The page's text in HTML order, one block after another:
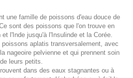
une famille de poissons d'eau douce de
sont des poissons que l'on trouve en
l'Inde jusqu'à l'Insulinde et la Corée.
aplatis transversalement, avec
nageoire pelvienne et qui prennent soin
de leurs petits.
dans des eaux stagnantes ou à